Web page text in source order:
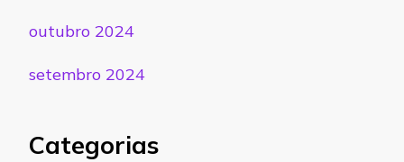
outubro 2024
setembro 2024
Categorias